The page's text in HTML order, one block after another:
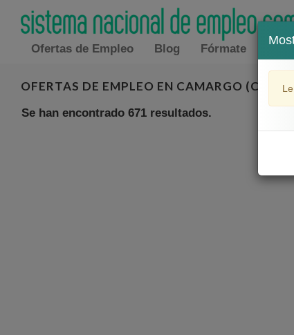
Ofertas de Empleo Blog Fórmate
OFERTAS DE EMPLEO EN CAMARGO
Se han encontrado 671 resultados.